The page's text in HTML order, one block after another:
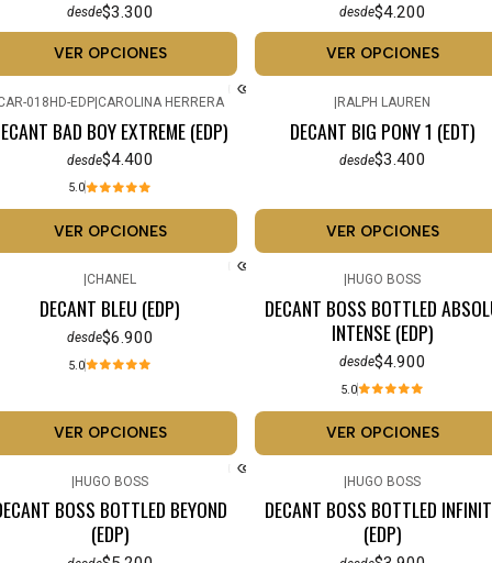
desde$3.300
VER OPCIONES
desde$4.200
VER OPCIONES
018HD-EDP|CAROLINA HERRERA
BAD BOY EXTREME (EDP)
desde$4.400
5.0
VER OPCIONES
|RALPH LAUREN
DECANT BIG PONY 1 (EDT)
desde$3.400
VER OPCIONES
CHANEL
DECANT BLEU (EDP)
desde$6.900
5.0
VER OPCIONES
HUGO BOSS
DECANT BOSS BOTTLED
INTENSE (EDP)
desde$4.900
5.0
VER OPCIONES
|HUGO BOSS
BOSS BOTTLED BEYOND
(EDP)
|HUGO BOSS
DECANT BOSS BOTTLED
(EDP)